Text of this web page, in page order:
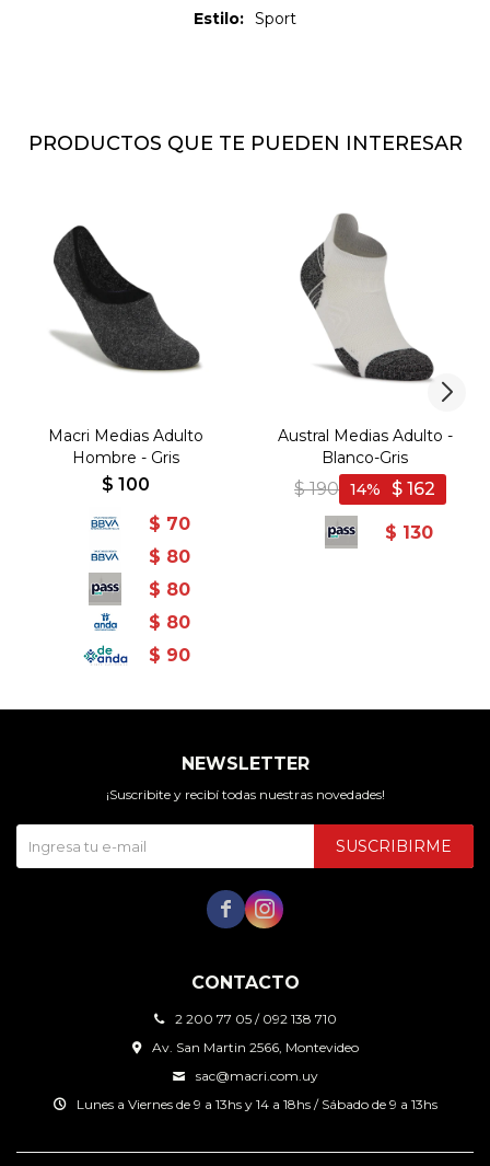
Estilo
Sport
PRODUCTOS QUE TE PUEDEN INTERESAR
Macri Medias Adulto
Hombre - Gris
$ 100
$ 70
$ 80
$ 80
$ 80
$ 90
Austral Medias Adulto -
Blanco-Gris
$ 190 $ 162
14
$ 130
CONTACTO
2 200 77 05 / 092 138 710
Av. San Martin 2566, Montevideo
sac@macri.com.uy
Lunes a Viernes de 9 a 13hs y 14 a 18hs / Sábado de 9 a 13hs
NEWSLETTER
¡Suscribite y recibí todas nuestras novedades!
SUSCRIBIRME
 